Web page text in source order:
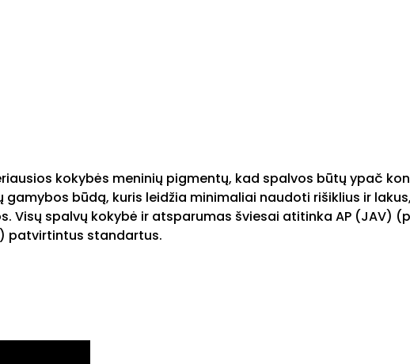
kokybės meninių pigmentų, kad spalvos būtų ypač
būdą, kuris leidžia minimaliai naudoti rišiklius ir
Visų spalvų kokybė ir atsparumas šviesai atitinka AP (JAV)
patvirtintus standartus.